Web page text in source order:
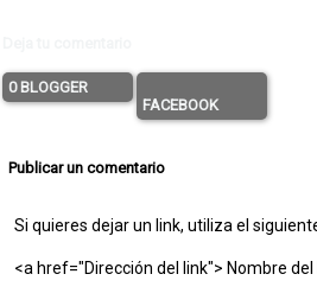
0 BLOGGER
FACEBOOK
Publicar un comentario
Si quieres dejar un link, utiliza el
<a href="Dirección del link"> Nombre